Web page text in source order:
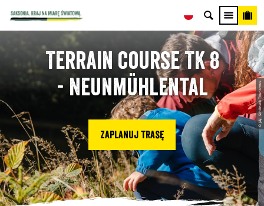
© J&J, Schöneck Tourismus
Terrain course TK 8
- Neunmühlental
Zaplanuj trasę